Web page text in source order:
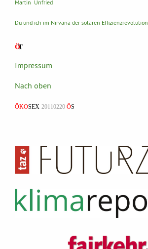
Martin Unfried
Du und ich im Nirvana der solaren Effizienzrevolution
Impressum
Nach oben
ÖKOSEX 20110220 ÖS